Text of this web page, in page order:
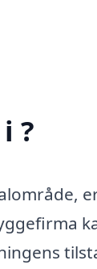
?